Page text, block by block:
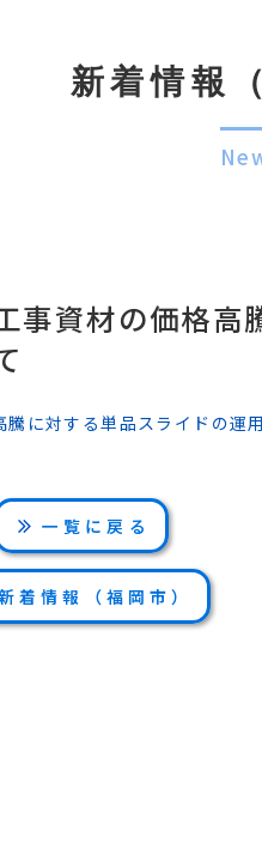
新着情報
事資材の価格高
に対する単品スライドの運
一覧に戻る
着情報（福岡市）